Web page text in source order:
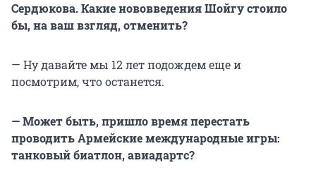
Сердюкова. Какие нововведения Шойгу стоило
бы, на ваш взгляд, отменить?
— Ну давайте мы 12 лет подождем еще и
посмотрим, что останется.
— Может быть, пришло время перестать
проводить Армейские международные игры:
танковый биатлон, авиадартс?